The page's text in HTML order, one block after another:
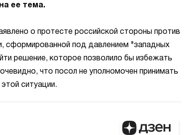
ее тема.
о протесте российской стороны против
сформированной под давлением "западных
решение, которое позволило бы избежать
что посол не уполномочен принимать
ситуации.